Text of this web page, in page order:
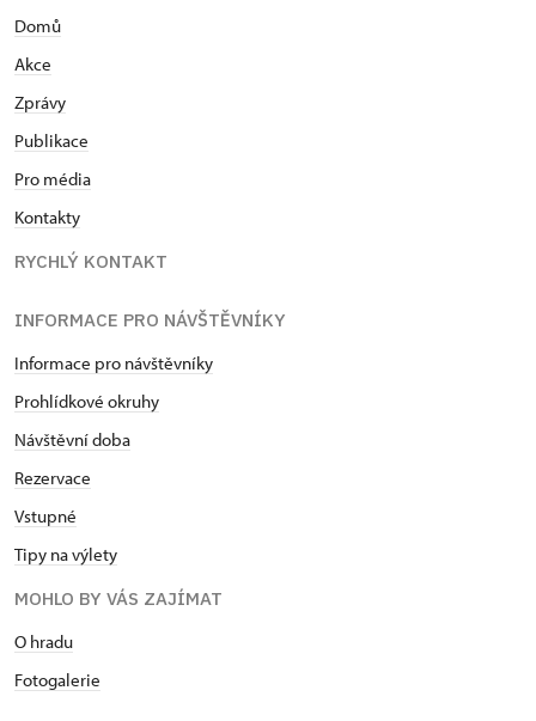
Domů
Akce
Zprávy
Publikace
Pro média
Kontakty
RYCHLÝ KONTAKT
INFORMACE PRO NÁVŠTĚVNÍKY
Informace pro návštěvníky
Prohlídkové okruhy
Návštěvní doba
Rezervace
Vstupné
Tipy na výlety
MOHLO BY VÁS ZAJÍMAT
O hradu
Fotogalerie